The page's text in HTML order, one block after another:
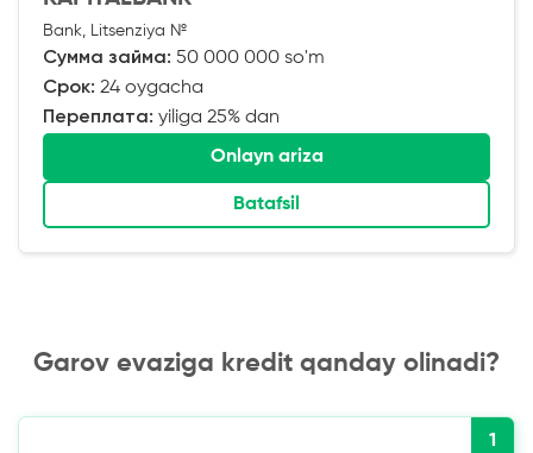
Bank, Litsenziya №
Сумма займа: 50 000 000 so'm
Срок: 24 oygacha
Переплата: yiliga 25% dan
Onlayn ariza
Batafsil
Garov evaziga kredit qanday olinadi?
1